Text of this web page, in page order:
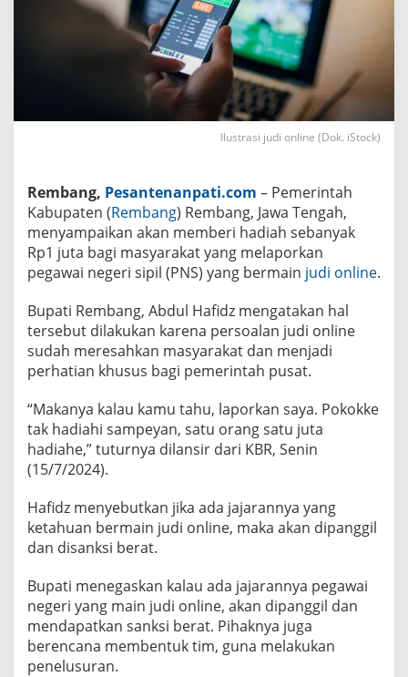
p
1
a
s
y
a
r
a
k
a
t
a
n
g
L
p
r
k
a
n
P
M
a
i
n
J
d
i
O
n
l
i
Ilustrasi judi online (Dok. iStock)
Rembang, Pesantenanpati.com – Pemerintah
Kabupaten (Rembang) Rembang, Jawa Tengah,
menyampaikan akan memberi hadiah sebanyak
Rp1 juta bagi masyarakat yang melaporkan
pegawai negeri sipil (PNS) yang bermain judi online.
Bupati Rembang, Abdul Hafidz mengatakan hal
tersebut dilakukan karena persoalan judi online
sudah meresahkan masyarakat dan menjadi
perhatian khusus bagi pemerintah pusat.
“Makanya kalau kamu tahu, laporkan saya. Pokokke
tak hadiahi sampeyan, satu orang satu juta
hadiahe,” tuturnya dilansir dari KBR, Senin
(15/7/2024).
Hafidz menyebutkan jika ada jajarannya yang
ketahuan bermain judi online, maka akan dipanggil
dan disanksi berat.
Bupati menegaskan kalau ada jajarannya pegawai
negeri yang main judi online, akan dipanggil dan
mendapatkan sanksi berat. Pihaknya juga
berencana membentuk tim, guna melakukan
penelusuran.